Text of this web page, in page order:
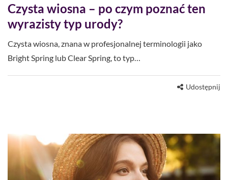
Czysta wiosna – po czym poznać ten
wyrazisty typ urody?
Czysta wiosna, znana w profesjonalnej terminologii jako
Bright Spring lub Clear Spring, to typ…
Udostępnij